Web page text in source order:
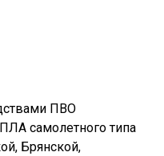
ПВО
самолетного типа
Брянской,